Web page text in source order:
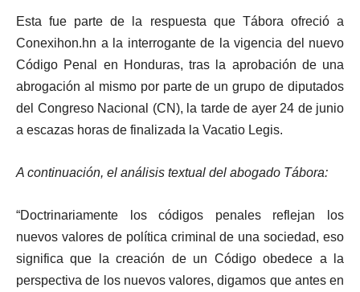
Esta fue parte de la respuesta que Tábora ofreció a
Conexihon.hn a la interrogante de la vigencia del nuevo
Código Penal en Honduras, tras la aprobación de una
abrogación al mismo por parte de un grupo de diputados
del Congreso Nacional (CN), la tarde de ayer 24 de junio
a escazas horas de finalizada la Vacatio Legis.
A continuación, el análisis textual del abogado Tábora:
“Doctrinariamente los códigos penales reflejan los
nuevos valores de política criminal de una sociedad, eso
significa que la creación de un Código obedece a la
perspectiva de los nuevos valores, digamos que antes en